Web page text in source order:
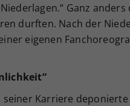
Ganz anders
durften. Nach der
eigenen
Karriere